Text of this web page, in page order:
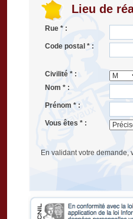
Lieu de
Rue * :
Code postal * :
Civilité * :
Nom * :
Prénom * :
Vous êtes * :
En validant votre